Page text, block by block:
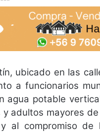
ubicado en las
a funcionarios
agua potable
adultos mayores
al compromiso de